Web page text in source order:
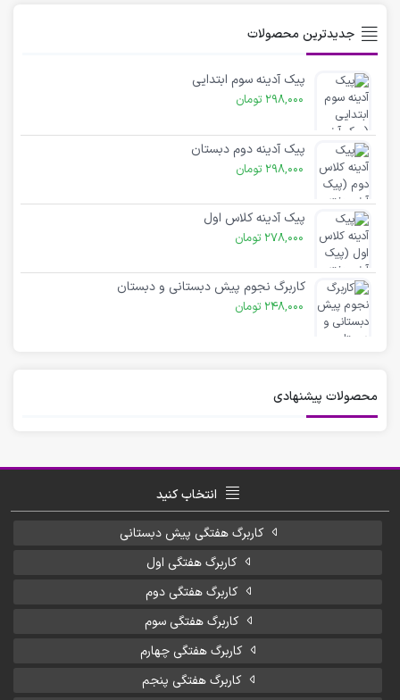
جدیدترین محصولات
پیک آدینه سوم ابتدایی
298,000 تومان
پیک آدینه دوم دبستان
298,000 تومان
پیک آدینه کلاس اول
278,000 تومان
کاربرگ نجوم پیش دبستانی و دبستان
248,000 تومان
محصولات پیشنهادی
انتخاب کنید
کاربرگ هفتگی پیش دبستانی
کاربرگ هفتگی اول
کاربرگ هفتگی دوم
کاربرگ هفتگی سوم
کاربرگ هفتگی چهارم
کاربرگ هفتگی پنجم